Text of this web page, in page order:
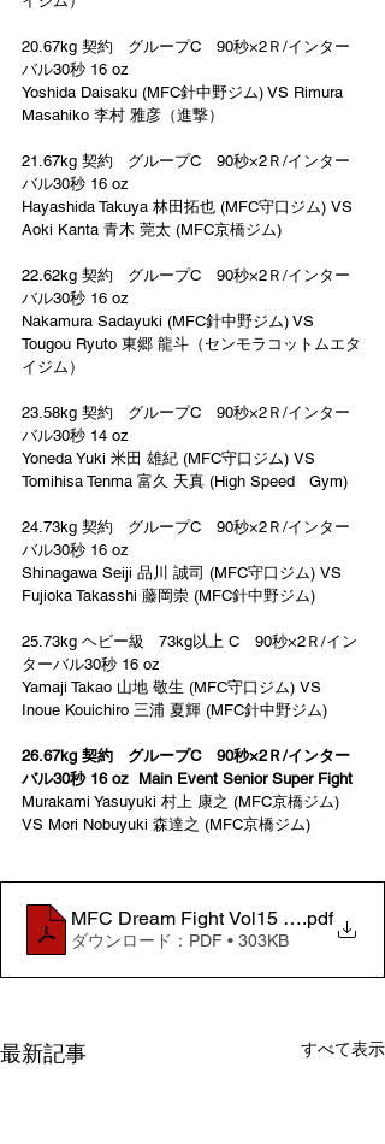
20.67kg 契約   グループC　90秒×2Ｒ/インター
バル30秒 16 oz
Yoshida Daisaku (MFC針中野ジム) VS Rimura
Masahiko 李村 雅彦（進撃）
21.67kg 契約   グループC　90秒×2Ｒ/インター
バル30秒 16 oz
Hayashida Takuya 林田拓也 (MFC守口ジム) VS
Aoki Kanta 青木 莞太 (MFC京橋ジム)
22.62kg 契約   グループC　90秒×2Ｒ/インター
バル30秒 16 oz
Nakamura Sadayuki (MFC針中野ジム) VS
Tougou Ryuto 東郷 龍斗（センモラコットムエタ
イジム）
23.58kg 契約   グループC　90秒×2Ｒ/インター
バル30秒 14 oz
Yoneda Yuki 米田 雄紀 (MFC守口ジム) VS
Tomihisa Tenma 富久 天真 (High Speed   Gym)
24.73kg 契約   グループC　90秒×2Ｒ/インター
バル30秒 16 oz
Shinagawa Seiji 品川 誠司 (MFC守口ジム) VS
Fujioka Takasshi 藤岡崇 (MFC針中野ジム)
25.73kg ヘビー級   73kg以上 C　90秒×2Ｒ/イン
ターバル30秒 16 oz
Yamaji Takao 山地 敬生 (MFC守口ジム) VS
Inoue Kouichiro 三浦 夏輝 (MFC針中野ジム)
26.67kg 契約   グループC　90秒×2Ｒ/インター
バル30秒 16 oz  Main Event Senior Super Fight
Murakami Yasuyuki 村上 康之 (MFC京橋ジム)
VS Mori Nobuyuki 森達之 (MFC京橋ジム)
MFC Dream Fight Vol15 Program
.pdf
ダウンロード：PDF • 303KB
最新記事 すべて表示